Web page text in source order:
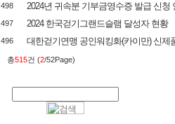
498 2024년 귀속분 기부금영수증 발급 신청
497 2024 한국걷기그랜드슬램 달성자 현황
496 대한걷기연맹 공인워킹화(카이만) 신제
총515건 (2/52Page)